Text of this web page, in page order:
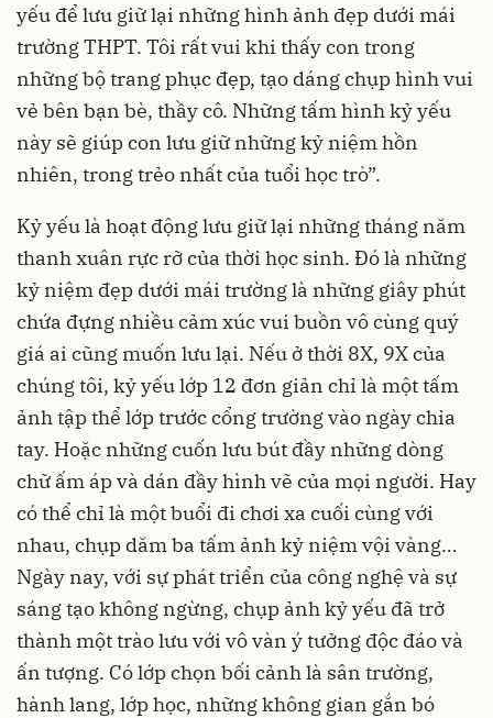
yếu để lưu giữ lại những hình ảnh đẹp dưới mái
trường THPT. Tôi rất vui khi thấy con trong
những bộ trang phục đẹp, tạo dáng chụp hình vui
vẻ bên bạn bè, thầy cô. Những tấm hình kỷ yếu
này sẽ giúp con lưu giữ những kỷ niệm hồn
nhiên, trong trẻo nhất của tuổi học trò”.
Kỷ yếu là hoạt động lưu giữ lại những tháng năm
thanh xuân rực rỡ của thời học sinh. Đó là những
kỷ niệm đẹp dưới mái trường là những giây phút
chứa đựng nhiều cảm xúc vui buồn vô cùng quý
giá ai cũng muốn lưu lại. Nếu ở thời 8X, 9X của
chúng tôi, kỷ yếu lớp 12 đơn giản chỉ là một tấm
ảnh tập thể lớp trước cổng trường vào ngày chia
tay. Hoặc những cuốn lưu bút đầy những dòng
chữ ấm áp và dán đầy hình vẽ của mọi người. Hay
có thể chỉ là một buổi đi chơi xa cuối cùng với
nhau, chụp dăm ba tấm ảnh kỷ niệm vội vàng…
Ngày nay, với sự phát triển của công nghệ và sự
sáng tạo không ngừng, chụp ảnh kỷ yếu đã trở
thành một trào lưu với vô vàn ý tưởng độc đáo và
ấn tượng. Có lớp chọn bối cảnh là sân trường,
hành lang, lớp học, những không gian gắn bó